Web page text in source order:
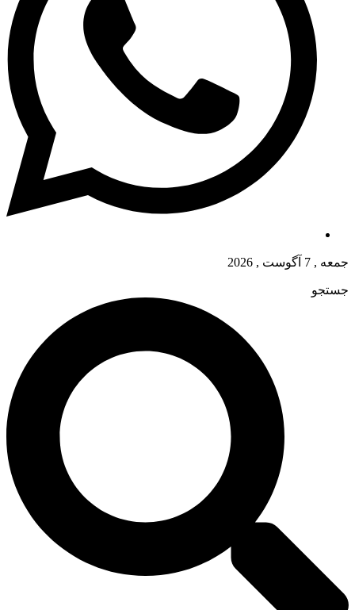
جمعه , 7 آگوست , 2026
جستجو